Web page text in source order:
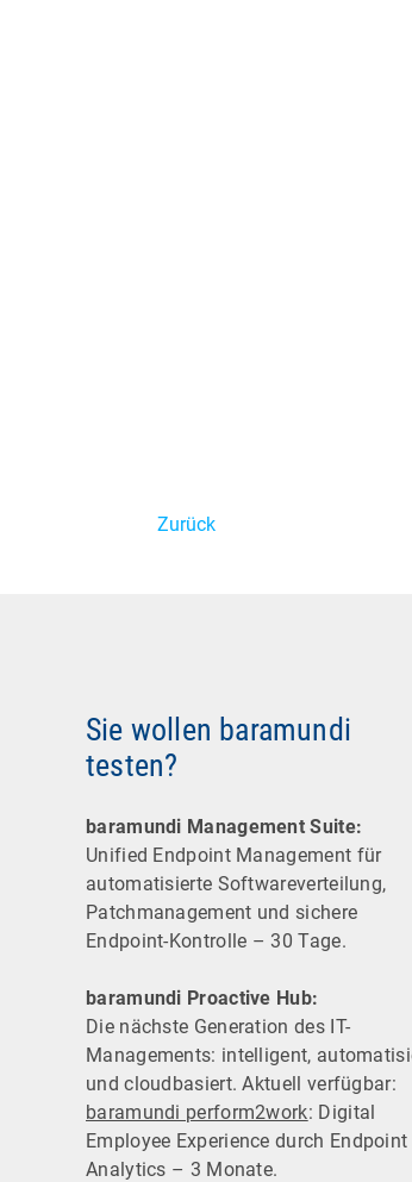
Zurück
Sie wollen baramundi
testen?
baramundi Management Suite:
Unified Endpoint Management für
automatisierte Software­verteilung,
Patchmanagement und sichere
Endpoint-Kontrolle – 30 Tage.
baramundi Proactive Hub:
Die nächste Generation des IT-
Managements: intelligent,
und cloudbasiert. Aktuell verfügbar:
baramundi perform2work: Digital
Employee Experience durch Endpoint
Analytics – 3 Monate.